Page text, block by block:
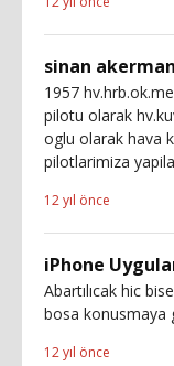
sinan akerman
1957
pilotu olarak
oglu olarak hava
pilotlarimiza
12 yıl önce
iPhone
Abartılıcak hic
bosa konusmaya
12 yıl önce